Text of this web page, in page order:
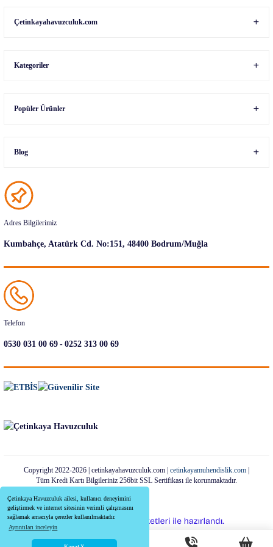
Çetinkaya Havuzculuk ailesi, kullanıcı deneyimini
geliştirmek ve internet sitesinin verimli çalışmasını
sağlamak amacıyla çerezler kullanılmaktadır.
Ayrıntıları inceleyin
Çetinkayahavuzculuk.com
Kategoriler
Popüler Ürünler
Blog
Adres Bilgilerimiz
Kumbahçe, Atatürk Cd. No:151, 48400 Bodrum/Muğla
Telefon
0530 031 00 69-0252 313 00 69
Copyright 2022-2026 | cetinkayahavuzculuk.com | cetinkayamuhendislik.com
Tüm Kredi Kartı Bilgileriniz 256bit SSL Sertifikası ile korunmaktadır.
ideasoft
e-
paketleri